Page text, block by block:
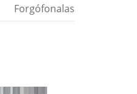
Forgófonalas